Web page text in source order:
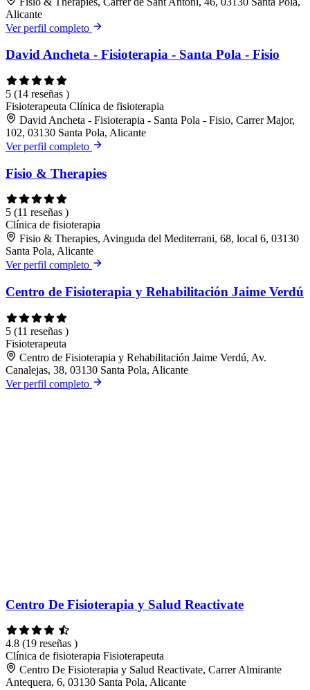
Alicante
Ver perfil completo
David Ancheta - Fisioterapia - Santa Pola - Fisio
5 (14 reseñas )
Fisioterapeuta Clínica de fisioterapia
David Ancheta - Fisioterapia - Santa Pola - Fisio, Carrer Major,
102, 03130 Santa Pola, Alicante
Ver perfil completo
Fisio & Therapies
5 (11 reseñas )
Clínica de fisioterapia
Fisio & Therapies, Avinguda del Mediterrani, 68, local 6, 03130
Santa Pola, Alicante
Ver perfil completo
Centro de Fisioterapia y Rehabilitación Jaime Verdú
5 (11 reseñas )
Fisioterapeuta
Centro de Fisioterapia y Rehabilitación Jaime Verdú, Av.
Canalejas, 38, 03130 Santa Pola, Alicante
Ver perfil completo
Centro De Fisioterapia y Salud Reactivate
4.8 (19 reseñas )
Clínica de fisioterapia Fisioterapeuta
Centro De Fisioterapia y Salud Reactivate, Carrer Almirante
Antequera, 6, 03130 Santa Pola, Alicante